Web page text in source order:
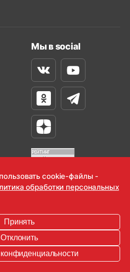
Мы в social
ВконтактеYoutube
Одноклассники
Телеграм
Яндекс Дзен
2026
cookie-файлы -
обработки персональных
Принять
Отклонить